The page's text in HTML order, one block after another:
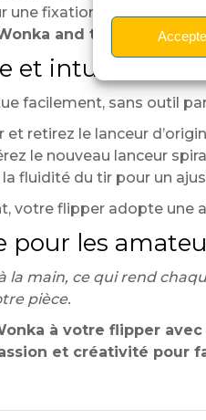
une fixation stable et
and the Chocolate
et intuitive
facilement, sans outil
retirez le lanceur
le nouveau lanceur
fluidité du tir pour un
votre flipper adopte une
pour les
la main, ce qui rend
pièce.
à votre flipper
et créativité pour